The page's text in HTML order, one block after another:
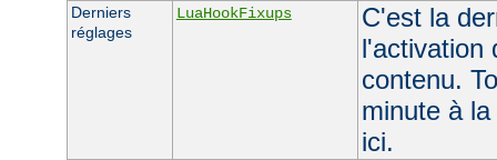
Derniers
réglages
LuaHookFixups
C'est la
l'activation
contenu.
minute à
ici.